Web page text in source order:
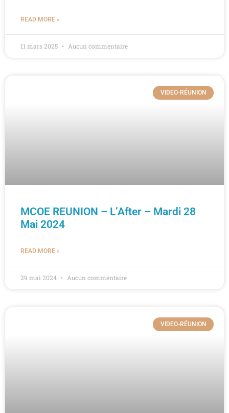
READ MORE »
11 mars 2025 Aucun commentaire
VIDEO-RÉUNION
MCOE REUNION – L’After – Mardi 28
Mai 2024
READ MORE »
29 mai 2024 Aucun commentaire
VIDEO-RÉUNION